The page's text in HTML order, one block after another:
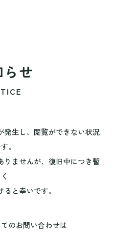
らせ
発生し、閲覧ができない状況
。
りませんが、復旧中につき暫
く
と幸いです。
のお問い合わせは